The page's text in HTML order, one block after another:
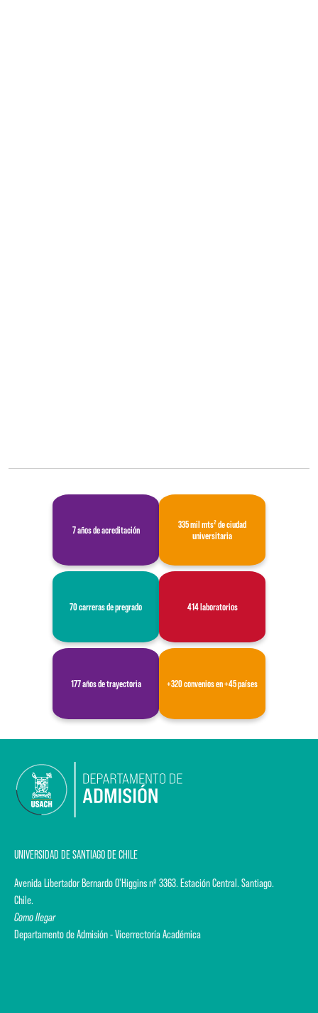
7 años de acreditación
335 mil mts² de ciudad
universitaria
70 carreras de pregrado 414 laboratorios
177 años de trayectoria +320 convenios en +45 países
UNIVERSIDAD DE SANTIAGO DE CHILE
Avenida Libertador Bernardo O'Higgins nº 3363. Estación Central. Santiago.
Chile.
Como llegar
Departamento de Admisión - Vicerrectoría Académica